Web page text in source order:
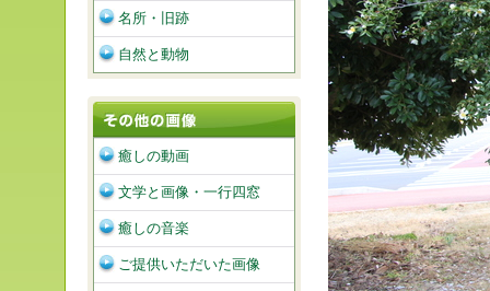
名所・旧跡
自然と動物
癒しの動画
文学と画像・一行四窓
癒しの音楽
ご提供いただいた画像